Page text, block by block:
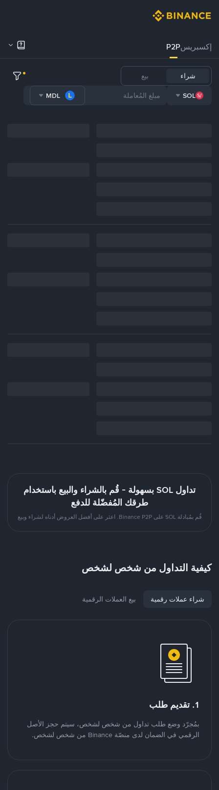
إكسبريسP2P
شراء بيع
SOL
MDL
تداول SOL بسهولة - قُم بالشراء والبيع باستخدام
طرقك المُفضّلة للدفع
قُم بمُبادلة SOL على Binance P2P. اعثر على أفضل العروض أدناه لشراء وبيع
كيفية التداول من شخص لشخص
شراء عملات رقمية بيع العملات الرقمية
1. تقديم طلب
بمُجرّد وضع طلب تداول من شخص لشخص، سيتم حجز الأصل
الرقمي في الضمان لدى منصّة Binance من شخص لشخص.